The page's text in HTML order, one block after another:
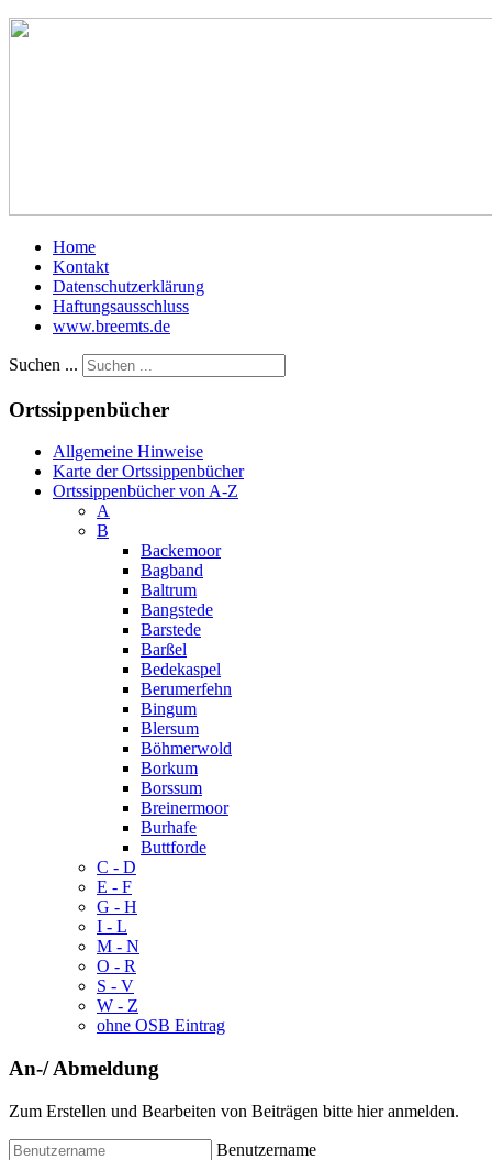
Home
Kontakt
Datenschutzerklärung
Haftungsausschluss
www.breemts.de
Suchen ...
Ortssippenbücher
Allgemeine Hinweise
Karte der Ortssippenbücher
Ortssippenbücher von A-Z
A
B
Backemoor
Bagband
Baltrum
Bangstede
Barstede
Barßel
Bedekaspel
Berumerfehn
Bingum
Blersum
Böhmerwold
Borkum
Borssum
Breinermoor
Burhafe
Buttforde
C - D
E - F
G - H
I - L
M - N
O - R
S - V
W - Z
ohne OSB Eintrag
An-/ Abmeldung
Zum Erstellen und Bearbeiten von Beiträgen bitte hier anmelden.
Benutzername